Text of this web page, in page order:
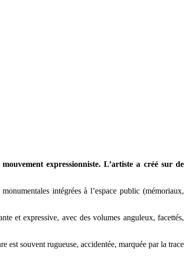
expressionniste. L’artiste a créé sur de
intégrées à l’espace public (mémoriaux,
et expressive, avec des volumes anguleux, facettés,
est souvent rugueuse, accidentée, marquée par la trace